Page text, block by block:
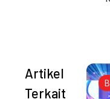
Artikel
Terkait